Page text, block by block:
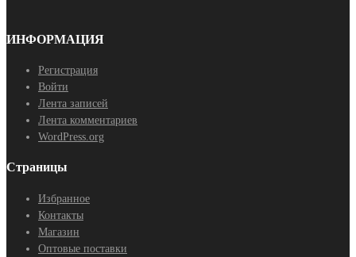
ИНФОРМАЦИЯ
Регистрация
Войти
Лента записей
Лента комментариев
WordPress.org
Страницы
Избранное
Контакты
Магазин
Оптовые поставки